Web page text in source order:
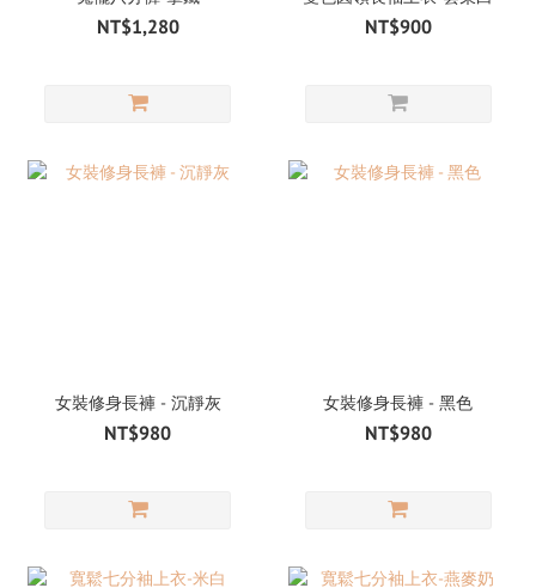
NT$1,280 NT$900
女裝修身長褲 - 沉靜灰
NT$980
女裝修身長褲 - 黑色
NT$980